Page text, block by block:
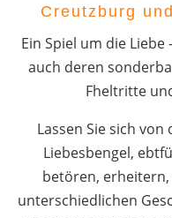
Creutzburg
Ein Spiel um die
auch deren
Fheltritte
Lassen Sie sich
Liebesbengel,
betören,
unterschiedlichen